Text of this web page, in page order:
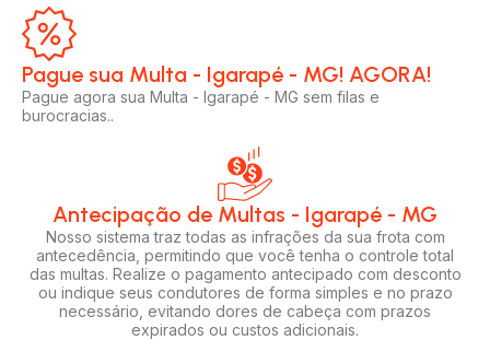
Pague sua Multa - Igarapé - MG! AGORA!​
Pague agora sua Multa - Igarapé - MG sem filas e
burocracias..
Antecipação de Multas - Igarapé - MG
Nosso sistema traz todas as infrações da sua frota com
antecedência, permitindo que você tenha o controle total
das multas. Realize o pagamento antecipado com desconto
ou indique seus condutores de forma simples e no prazo
necessário, evitando dores de cabeça com prazos
expirados ou custos adicionais.